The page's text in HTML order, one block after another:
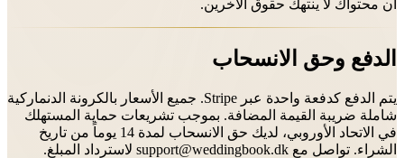
أن محتواك لا ينتهك حقوق الآخرين.
الدفع وحق الانسحاب
يتم الدفع كدفعة واحدة عبر Stripe. جميع الأسعار بالكرونة الدنماركية
شاملة ضريبة القيمة المضافة. بموجب تشريعات حماية المستهلك
في الاتحاد الأوروبي، لديك حق الانسحاب لمدة 14 يوماً من تاريخ
الشراء. تواصل مع support@weddingbook.dk لاسترداد المبلغ.